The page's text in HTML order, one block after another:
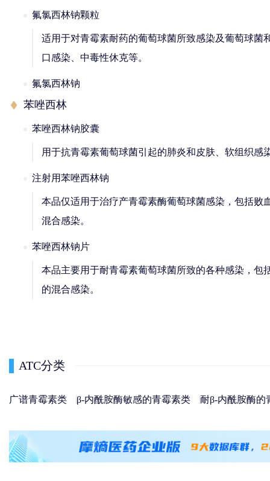
氟氯西林钠颗粒
适用于对青霉素耐药的葡萄球菌所致感染及葡萄球
口感染、中毒性休克等。
氟氯西林钠
苯唑西林
苯唑西林钠胶囊
用于抗青霉素葡萄球菌引起的肺炎和皮肤、软组织感
注射用苯唑西林钠
本品仅适用于治疗产青霉素酶葡萄球菌感染，包括
混合感染。
苯唑西林钠片
本品主要用于耐青霉素葡萄球菌所致的各种感染，
的混合感染。
ATC分类
广谱青霉素类 β-内酰胺酶敏感的青霉素类 耐β-内酰胺酶的